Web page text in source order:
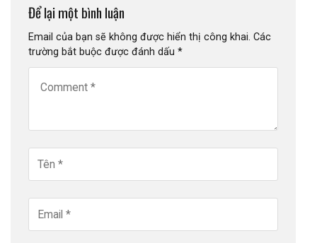
Để lại một bình luận
Email của bạn sẽ không được hiển thị công khai. Các
trường bắt buộc được đánh dấu *